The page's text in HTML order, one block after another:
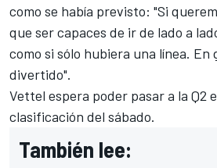
como se había previsto: "Si
que ser capaces de ir de lado a
como si sólo hubiera una línea. En
divertido".
Vettel espera poder pasar a la Q2
clasificación del sábado.
También lee: